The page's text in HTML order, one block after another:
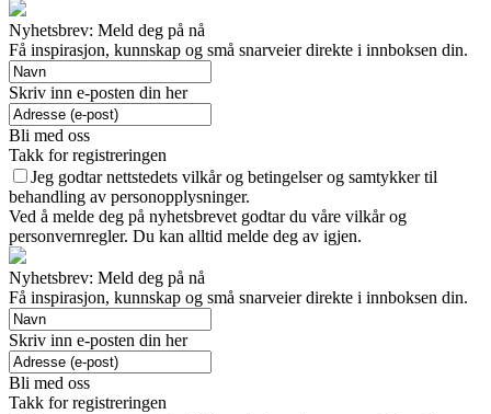
Nyhetsbrev: Meld deg på nå
Få inspirasjon, kunnskap og små snarveier direkte i innboksen din.
Skriv inn e-posten din her
Bli med oss
Takk for registreringen
Jeg godtar nettstedets vilkår og betingelser og samtykker til
behandling av personopplysninger.
Ved å melde deg på nyhetsbrevet godtar du våre vilkår og
personvernregler. Du kan alltid melde deg av igjen.
Nyhetsbrev: Meld deg på nå
Få inspirasjon, kunnskap og små snarveier direkte i innboksen din.
Skriv inn e-posten din her
Bli med oss
Takk for registreringen